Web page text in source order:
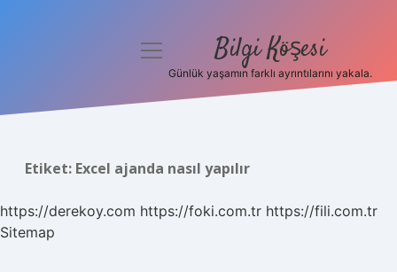
Hakkımızda
menüyü
Bilgi Köşesi
Günlük yaşamın farklı ayrıntılarını yakala.
Etiket: Excel ajanda nasıl yapılır
https://derekoy.com https://foki.com.tr https://fili.com.tr
Sitemap